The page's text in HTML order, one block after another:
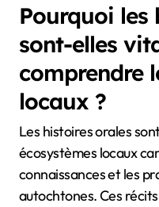
Pourquoi les
sont-elles
comprendre
locaux ?
Les histoires orales
écosystèmes locaux
connaissances et les
autochtones. Ces